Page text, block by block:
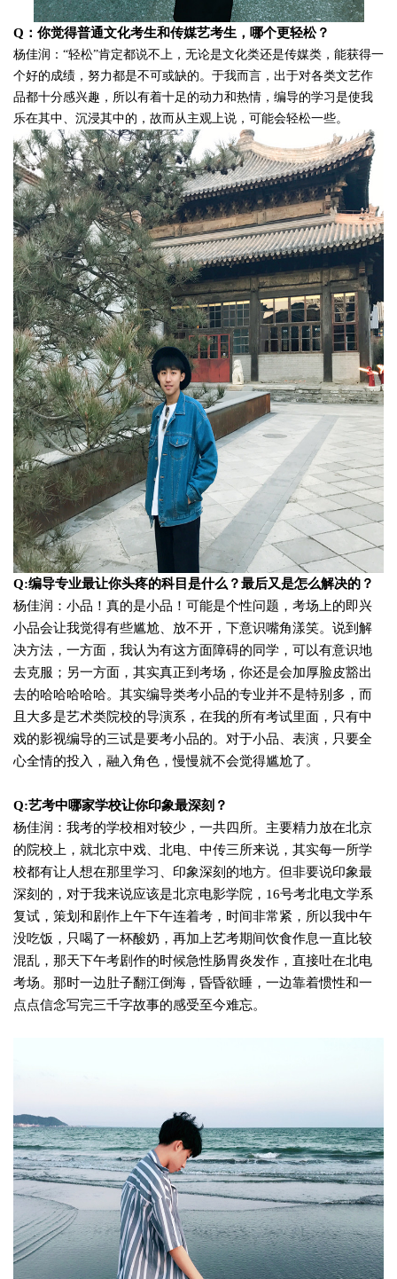
Q：你觉得普通文化考生和传媒艺考生，哪个更轻松？
杨佳润： “轻松”肯定都说不上，无论是文化类还是传媒类，能获得一
个好的成绩，努力都是不可或缺的。于我而言，出于对各类文艺作
品都十分感兴趣，所以有着十足的动力和热情，编导的学习是使我
乐在其中、沉浸其中的，故而从主观上说，可能会轻松一些。
Q:编导专业最让你头疼的科目是什么？最后又是怎么解决的？
杨佳润： 小品！真的是小品！可能是个性问题，考场上的即兴
小品会让我觉得有些尴尬、放不开，下意识嘴角漾笑。说到解
决方法，一方面，我认为有这方面障碍的同学，可以有意识地
去克服；另一方面，其实真正到考场，你还是会加厚脸皮豁出
去的哈哈哈哈哈。其实编导类考小品的专业并不是特别多，而
且大多是艺术类院校的导演系，在我的所有考试里面，只有中
戏的影视编导的三试是要考小品的。对于小品、表演，只要全
心全情的投入，融入角色，慢慢就不会觉得尴尬了。
Q:艺考中哪家学校让你印象最深刻？
杨佳润： 我考的学校相对较少，一共四所。主要精力放在北京
的院校上，就北京中戏、北电、中传三所来说，其实每一所学
校都有让人想在那里学习、印象深刻的地方。但非要说印象最
深刻的，对于我来说应该是北京电影学院，16号考北电文学系
复试，策划和剧作上午下午连着考，时间非常紧，所以我中午
没吃饭，只喝了一杯酸奶，再加上艺考期间饮食作息一直比较
混乱，那天下午考剧作的时候急性肠胃炎发作，直接吐在北电
考场。那时一边肚子翻江倒海，昏昏欲睡，一边靠着惯性和一
点点信念写完三千字故事的感受至今难忘。